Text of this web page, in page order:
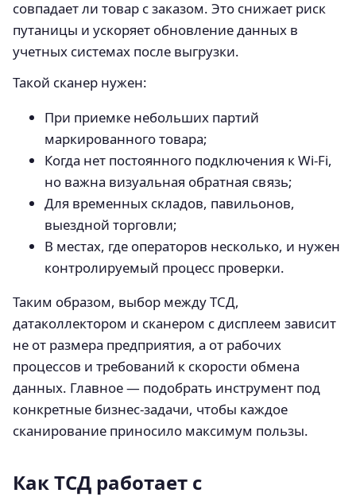
совпадает ли товар с заказом. Это снижает риск
путаницы и ускоряет обновление данных в
учетных системах после выгрузки.
Такой сканер нужен:
При приемке небольших партий
маркированного товара;
Когда нет постоянного подключения к Wi‑Fi,
но важна визуальная обратная связь;
Для временных складов, павильонов,
выездной торговли;
В местах, где операторов несколько, и нужен
контролируемый процесс проверки.
Таким образом, выбор между ТСД,
датаколлектором и сканером с дисплеем зависит
не от размера предприятия, а от рабочих
процессов и требований к скорости обмена
данных. Главное — подобрать инструмент под
конкретные бизнес-задачи, чтобы каждое
сканирование приносило максимум пользы.
Как ТСД работает с